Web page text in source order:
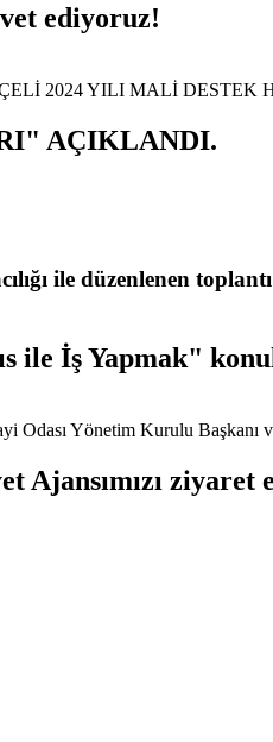
ediyoruz!
AÇIKLANDI.
ile düzenlenen
ile İş Yapmak"
Ajansımızı ziyaret